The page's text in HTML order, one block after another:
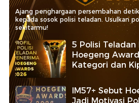
Ajang penghargaan persembahan
kepada sosok polisi teladan. Usulkan
sekitarmu!
5 Polisi Teladan
Hoegeng
Kategori dan
IM57+ Sebut
Jadi Motivasi